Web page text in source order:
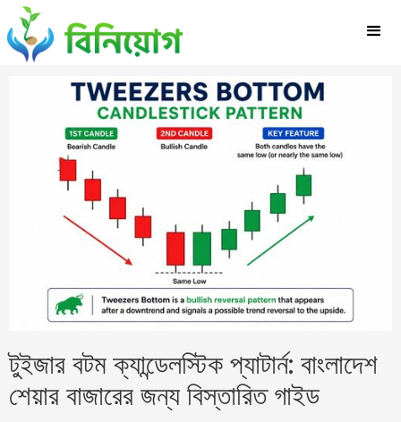
টুইজার বটম ক্যান্ডেলস্টিক প্যাটার্ন: বাংলাদেশ
শেয়ার বাজারের জন্য বিস্তারিত গাইড